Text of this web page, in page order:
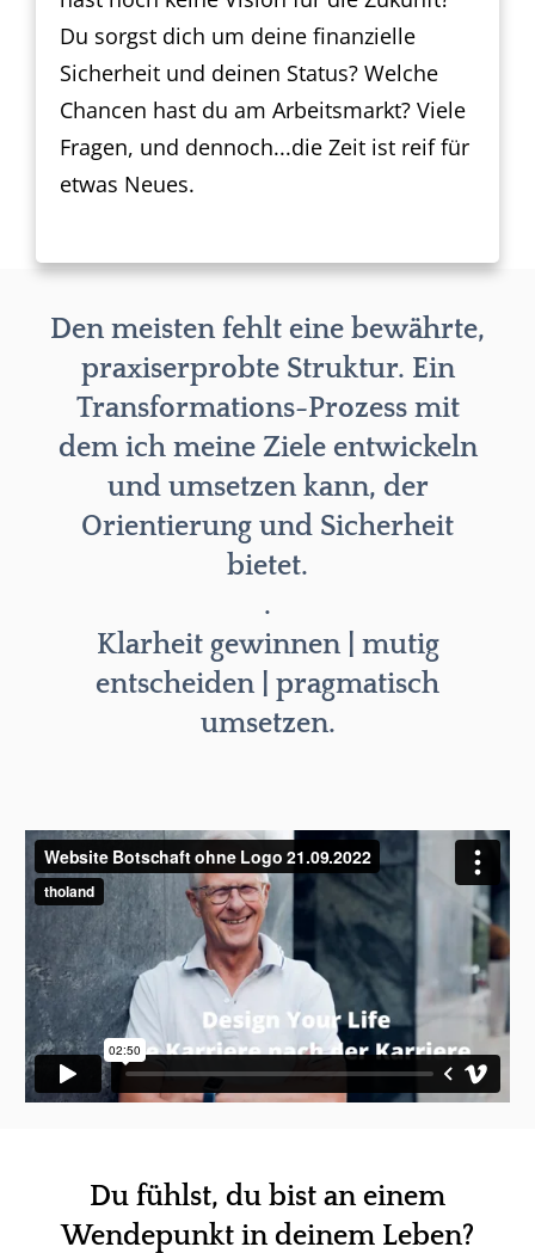
Du sorgst dich um deine finanzielle
Sicherheit und deinen Status? Welche
Chancen hast du am Arbeitsmarkt? Viele
Fragen, und dennoch...die Zeit ist reif für
etwas Neues.
Den meisten fehlt eine bewährte,
praxiserprobte Struktur. Ein
Transformations-Prozess mit
dem ich meine Ziele entwickeln
und umsetzen kann, der
Orientierung und Sicherheit
bietet.
.
Klarheit gewinnen | mutig
entscheiden | pragmatisch
umsetzen.
Du fühlst, du bist an einem
Wendepunkt in deinem Leben?